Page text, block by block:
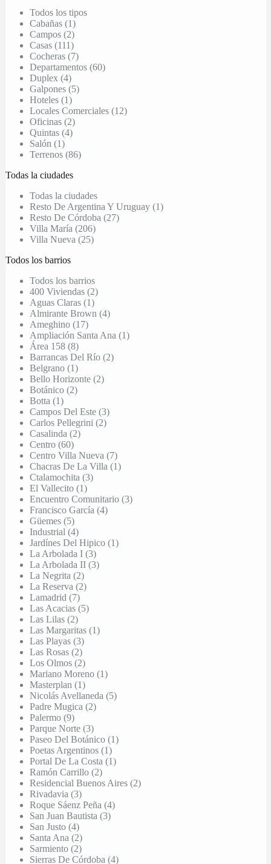
Todos los tipos
Cabañas (1)
Campos (2)
Casas (111)
Cocheras (7)
Departamentos (60)
Duplex (4)
Galpones (5)
Hoteles (1)
Locales Comerciales (12)
Oficinas (2)
Quintas (4)
Salón (1)
Terrenos (86)
Todas la ciudades
Todas la ciudades
Resto De Argentina Y Uruguay (1)
Resto De Córdoba (27)
Villa María (206)
Villa Nueva (25)
Todos los barrios
Todos los barrios
400 Viviendas (2)
Aguas Claras (1)
Almirante Brown (4)
Ameghino (17)
Ampliación Santa Ana (1)
Área 158 (8)
Barrancas Del Río (2)
Belgrano (1)
Bello Horizonte (2)
Botánico (2)
Botta (1)
Campos Del Este (3)
Carlos Pellegrini (2)
Casalinda (2)
Centro (60)
Centro Villa Nueva (7)
Chacras De La Villa (1)
Ctalamochita (3)
El Vallecito (1)
Encuentro Comunitario (3)
Francisco García (4)
Güemes (5)
Industrial (4)
Jardínes Del Hipico (1)
La Arbolada I (3)
La Arbolada II (3)
La Negrita (2)
La Reserva (2)
Lamadrid (7)
Las Acacias (5)
Las Lilas (2)
Las Margaritas (1)
Las Playas (3)
Las Rosas (2)
Los Olmos (2)
Mariano Moreno (1)
Masterplan (1)
Nicolás Avellaneda (5)
Padre Mugica (2)
Palermo (9)
Parque Norte (3)
Paseo Del Botánico (1)
Poetas Argentinos (1)
Portal De La Costa (1)
Ramón Carrillo (2)
Residencial Buenos Aires (2)
Rivadavia (3)
Roque Sáenz Peña (4)
San Juan Bautista (3)
San Justo (4)
Santa Ana (2)
Sarmiento (2)
Sierras De Córdoba (4)